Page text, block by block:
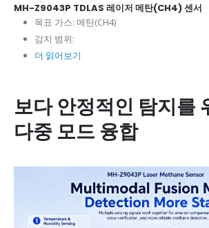
MH-Z9043P TDLAS 레이저 메탄(CH4) 센서
목표 가스: 메탄(CH4)
감지 범위:
더 읽어보기
보다 안정적인 탐지를
다중 모드 융합